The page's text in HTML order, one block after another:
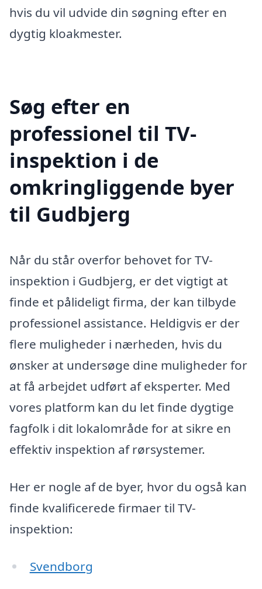
hvis du vil udvide din søgning efter en
dygtig kloakmester.
Søg efter en
professionel til TV-
inspektion i de
omkringliggende byer
til Gudbjerg
Når du står overfor behovet for TV-
inspektion i Gudbjerg, er det vigtigt at
finde et pålideligt firma, der kan tilbyde
professionel assistance. Heldigvis er der
flere muligheder i nærheden, hvis du
ønsker at undersøge dine muligheder for
at få arbejdet udført af eksperter. Med
vores platform kan du let finde dygtige
fagfolk i dit lokalområde for at sikre en
effektiv inspektion af rørsystemer.
Her er nogle af de byer, hvor du også kan
finde kvalificerede firmaer til TV-
inspektion:
Svendborg